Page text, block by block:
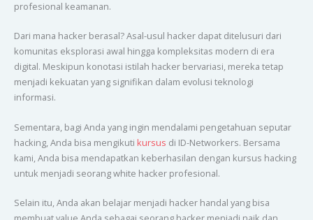
profesional keamanan.
Dari mana hacker berasal? Asal-usul hacker dapat ditelusuri dari
komunitas eksplorasi awal hingga kompleksitas modern di era
digital. Meskipun konotasi istilah hacker bervariasi, mereka tetap
menjadi kekuatan yang signifikan dalam evolusi teknologi
informasi.
Sementara, bagi Anda yang ingin mendalami pengetahuan seputar
hacking, Anda bisa mengikuti kursus di ID-Networkers. Bersama
kami, Anda bisa mendapatkan keberhasilan dengan kursus hacking
untuk menjadi seorang white hacker profesional.
Selain itu, Anda akan belajar menjadi hacker handal yang bisa